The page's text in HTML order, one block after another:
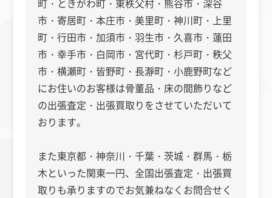
町・ときがわ町・東秩父村・熊谷市・深谷
市・寄居町・本庄市・美里町・神川町・上里
町・行田市・加須市・羽生市・久喜市・蓮田
市・幸手市・白岡市・宮代町・杉戸町・秩父
市・横瀬町・皆野町・長瀞町・小鹿野町など
にお住いのお客様は骨董品・床の間飾りなど
の出張査定・出張買取りをさせていただいて
おります。
また東京都・神奈川・千葉・茨城・群馬・栃
木といった関東一円、全国出張査定・出張買
取りも承りますのでお気兼ねなくお問合せく